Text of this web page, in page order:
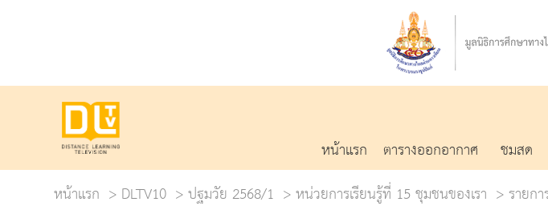
หน้าแรก ตารางออกอากาศ ชมสด
หน้าแรก
DLTV10 ปฐมวัย 2568/1 หน่วยการเรียนรู้ที่ 15 ชุมชนของเรา
รายก